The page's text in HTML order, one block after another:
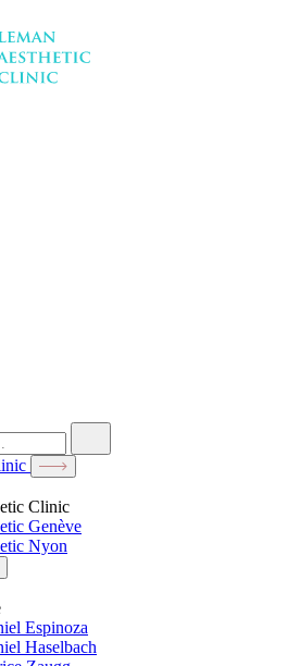
Clinic
Genève
Nyon
Espinoza
Haselbach